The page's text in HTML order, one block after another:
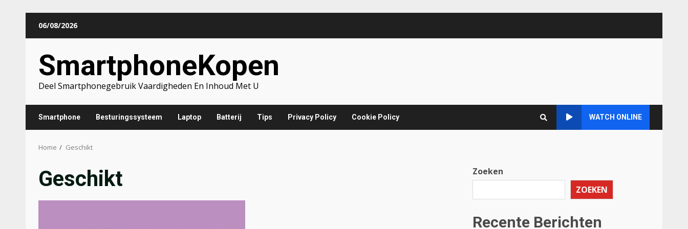
06/08/2026
SmartphoneKopen
Deel Smartphonegebruik Vaardigheden En Inhoud Met U
Smartphone Besturingssysteem Laptop Batterij Tips Privacy Policy Cookie Policy WATCH ONLINE
Home Geschikt
Geschikt
Zoeken
ZOEKEN
Recente Berichten